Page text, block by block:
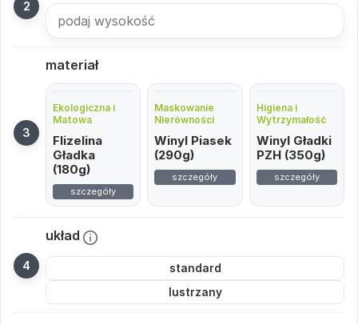
materiał
Ekologiczna i
Matowa
Flizelina
Gładka
(180g)
szczegóły
Maskowanie
Nierówności
Winyl Piasek
(290g)
szczegóły
Higiena i
Wytrzymałość
Winyl Gładki
PZH (350g)
szczegóły
układ
standard
lustrzany